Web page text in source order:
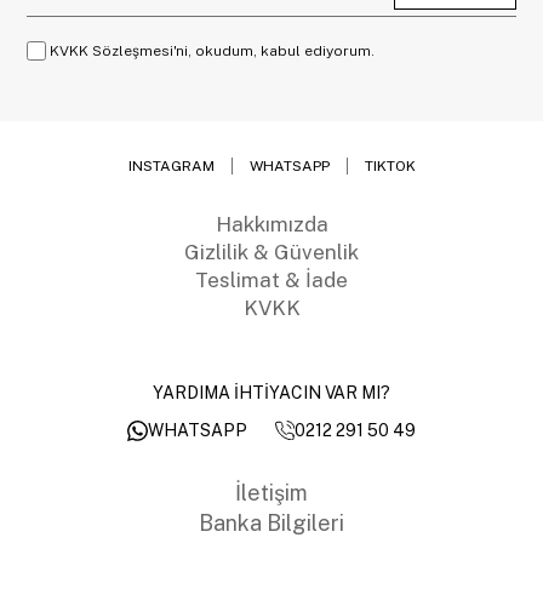
KVKK Sözleşmesi'ni, okudum, kabul ediyorum.
INSTAGRAM WHATSAPP TIKTOK
Hakkımızda
Gizlilik & Güvenlik
Teslimat & İade
KVKK
YARDIMA İHTİYACIN VAR MI?
WHATSAPP
0212 291 50 49
İletişim
Banka Bilgileri